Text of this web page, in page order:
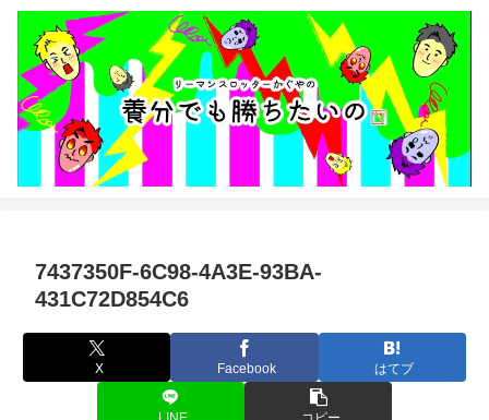
7437350F-6C98-4A3E-93BA-
431C72D854C6
X Facebook はてブ